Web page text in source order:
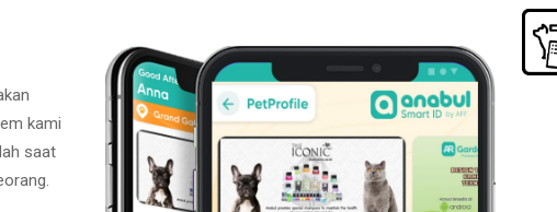
kami
saat